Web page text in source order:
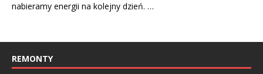
nabieramy energii na kolejny dzień. …
REMONTY